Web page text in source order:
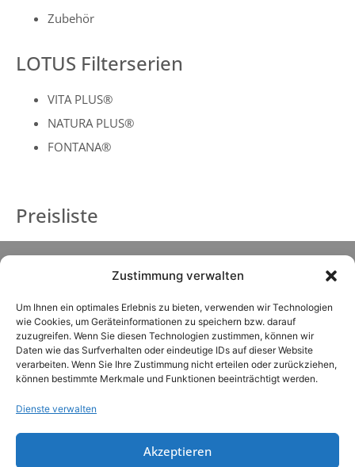
Zustimmung verwalten
Um Ihnen ein optimales Erlebnis zu bieten, verwenden wir Technologien
wie Cookies, um Geräteinformationen zu speichern bzw. darauf
zuzugreifen. Wenn Sie diesen Technologien zustimmen, können wir
Daten wie das Surfverhalten oder eindeutige IDs auf dieser Website
verarbeiten. Wenn Sie Ihre Zustimmung nicht erteilen oder zurückziehen,
können bestimmte Merkmale und Funktionen beeinträchtigt werden.
Dienste verwalten
Akzeptieren
Zubehör
LOTUS Filterserien
VITA PLUS®
NATURA PLUS®
FONTANA®
Preisliste